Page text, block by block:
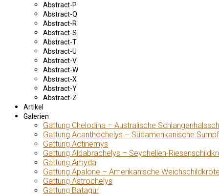
Abstract-P
Abstract-Q
Abstract-R
Abstract-S
Abstract-T
Abstract-U
Abstract-V
Abstract-W
Abstract-X
Abstract-Y
Abstract-Z
Artikel
Galerien
Gattung Chelodina – Australische
Gattung Acanthochelys – Südamerikanische
Gattung Actinemys
Gattung Aldabrachelys – Seychellen-
Gattung Amyda
Gattung Apalone – Amerikanische
Gattung Astrochelys
Gattung Batagur